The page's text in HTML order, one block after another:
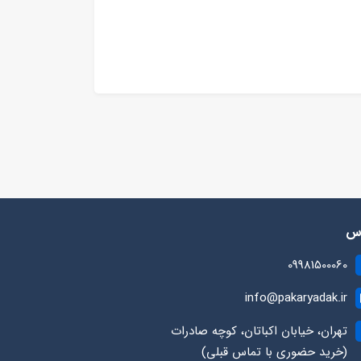
09981500060
info@pakaryadak.ir
تهران، خیابان اکباتان، کوچه صادرات
(خرید حضوری با تماس قبلی)